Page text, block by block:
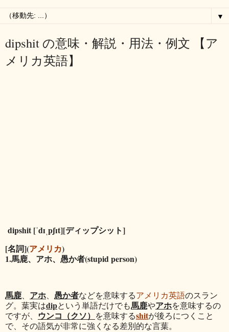
▼
dipshit の意味・解説・用法・例文 【ア
メリカ英語】
dipshit [ˈdɪˌpʃɪt][ディップシット]
[名詞](アメリカ)
1.馬鹿、アホ、愚か者(stupid person)
馬鹿、 アホ、 愚か者などを意味するアメリカ英語のスラン
グ。葉実はdipという単語だけでも馬鹿やアホを意味するの
ですが、 ウンコ（クソ） を意味するshitが後ろにつくこと
で、その語気が非常に強くなる差別的な言葉。